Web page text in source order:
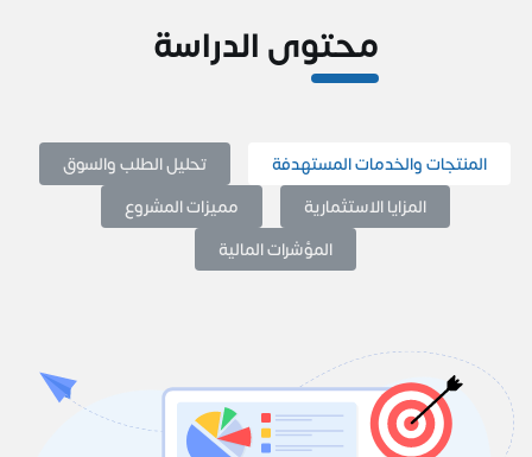
محتوى الدراسة
المنتجات والخدمات المستهدفة
تحليل الطلب والسوق
المزايا الاستثمارية
مميزات المشروع
المؤشرات المالية